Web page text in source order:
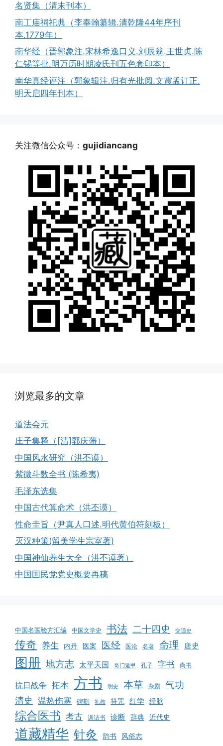
名贤集（清末刊本）
南工庙祠祀典（李奉翰纂辑.清乾隆44年序刊
本.1779年）
南华经（晋郭象注.宋林希逸口义.刘辰翁.王世贞.陈
仁锡等批.明万历时期凌氏刊五色套印本）
南华真经评注（郭象辑注.归有光批阅.文震孟订正.
明天启四年刊本）
关注微信公众号： gujidiancang
浏览最多的文章
道法会元
庄子集释（[清]郭庆藩）
中国风水研究（洪丕谟）
紫微斗数全书 (陈希夷)
毛泽东选集
中国古代算命术（洪丕谟）
性命圭旨（尹真人口述.明代黄伯符刻板）
灭汉种策(留美学生宗室著)
中国神仙养生大全（洪丕谟著）
中国国民党党史概要再稿
中国名医验方汇编 中国文学史 书法 二十四史 交通史
传奇 养生 内丹 医案 医经 医论 名著 命理 唐史
图册 地方志 太平天国 奇门遁甲 孔子 字书 尚书
抗日战争 拓本 方书 明史 本草 杂剧 气功
清史 温热伤寒 碑刻 礼教 符咒 红学 经脉
综合医书 考古 训诂书 诊断 辞典 近代史
道藏精华 针灸 韵书 风俗志